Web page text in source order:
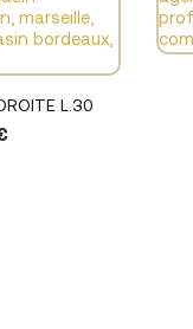
L.30